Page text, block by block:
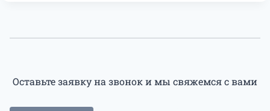
Оставьте заявку на звонок и мы свяжемся с вами